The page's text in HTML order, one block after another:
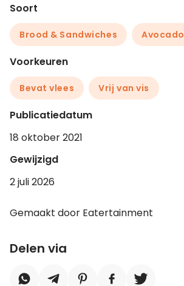
Soort
Brood & Sandwiches Avocado
Voorkeuren
Bevat vlees Vrij van vis
Publicatiedatum
18 oktober 2021
Gewijzigd
2 juli 2026
Gemaakt door Eatertainment
Delen via